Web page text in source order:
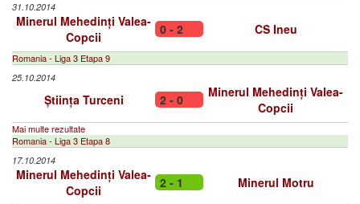
31.10.2014
Minerul Mehedinți Valea-
Copcii
0 - 2 CS Ineu
Romania - Liga 3 Etapa 9
25.10.2014
Știința Turceni 2 - 0
Minerul Mehedinți Valea-
Copcii
Mai multe rezultate
Romania - Liga 3 Etapa 8
17.10.2014
Minerul Mehedinți Valea-
Copcii
2 - 1 Minerul Motru